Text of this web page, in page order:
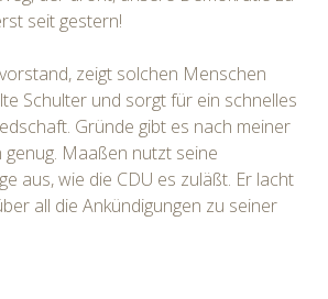
seit gestern!
zeigt solchen Menschen
Schulter und sorgt für ein schnelles
Gründe gibt es nach meiner
Maaßen nutzt seine
aus, wie die CDU es zuläßt. Er lacht
all die Ankündigungen zu seiner